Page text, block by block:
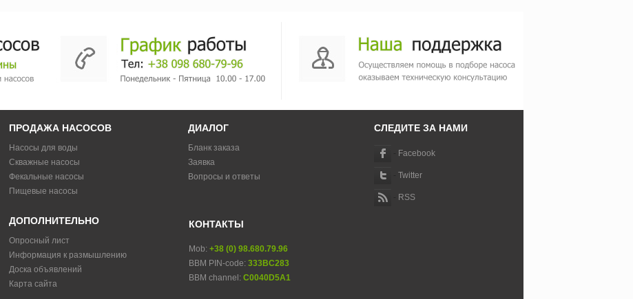
ПРОДАЖА НАСОСОВ
Насосы для воды
Скважные насосы
Фекальные насосы
Пищевые насосы
ДИАЛОГ
Бланк заказа
Заявка
Вопросы и ответы
ДОПОЛНИТЕЛЬНО
Опросный лист
Информация к размышлению
Доска объявлений
Карта сайта
СЛЕДИТЕ ЗА НАМИ
Facebook
Twitter
RSS
КОНТАКТЫ
Mob: +38 (0) 98.680.79.96
BBM PIN-code: 333BC283
BBM channel: C0040D5A1